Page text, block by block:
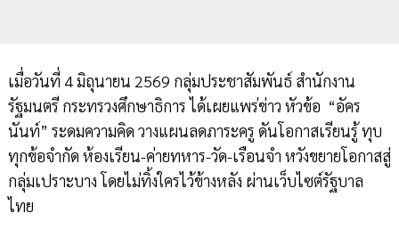
เมื่อวันที่ 4 มิถุนายน 2569 กลุ่มประชาสัมพันธ์ สำนักงาน
รัฐมนตรี กระทรวงศึกษาธิการ ได้เผยแพร่ข่าว หัวข้อ “อัคร
นันท์” ระดมความคิด วางแผนลดภาระครู ดันโอกาสเรียนรู้ ทุบ
ทุกข้อจำกัด ห้องเรียน-ค่ายทหาร-วัด-เรือนจำ หวังขยายโอกาสสู่
กลุ่มเปราะบาง โดยไม่ทิ้งใครไว้ข้างหลัง ผ่านเว็บไซต์รัฐบาล
ไทย